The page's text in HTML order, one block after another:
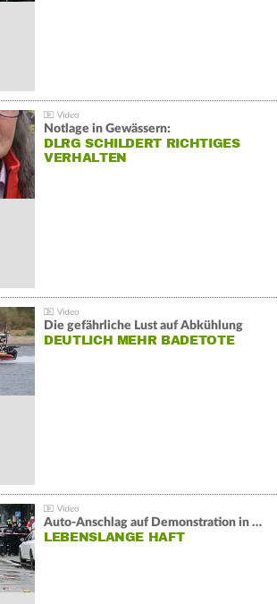
Notlage in Gewässern:
DLRG SCHILDERT RICHTIGES
VERHALTEN
Die gefährliche Lust auf Abkühlung
DEUTLICH MEHR BADETOTE
Auto-Anschlag auf Demonstration in München:
LEBENSLANGE HAFT